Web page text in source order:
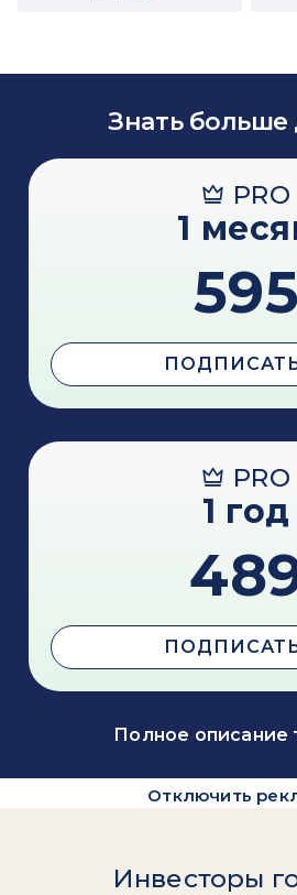
Знать больше
PRO
1
595
PRO
1 год
Полное описание
Отключить
Инвесторы